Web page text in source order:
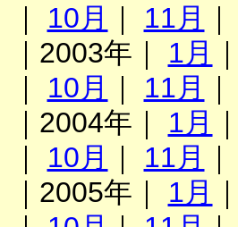
10月 11月
｜2003年｜ 1月
10月 11月
｜2004年｜ 1月
10月 11月
｜2005年｜ 1月